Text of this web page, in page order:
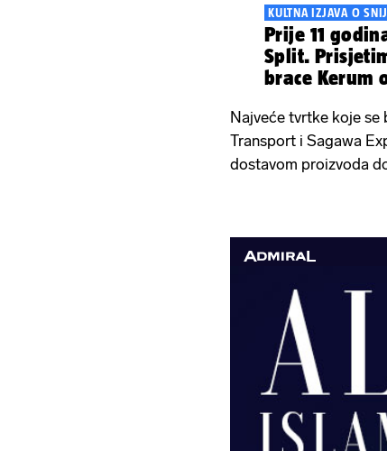
KULTNA IZJAVA O
Prije 11
Split.
brace Kerum
Najveće tvrtke koje se
Transport i Sagawa
dostavom proizvoda